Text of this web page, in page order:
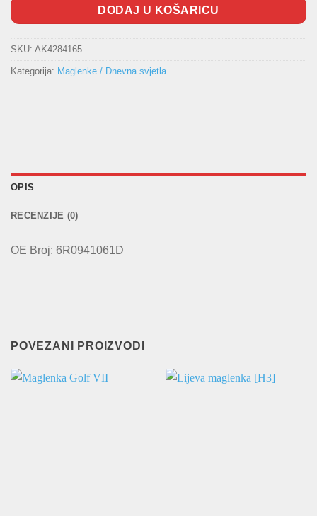
DODAJ U KOŠARICU
SKU: AK4284165
Kategorija: Maglenke / Dnevna svjetla
OPIS
RECENZIJE (0)
OE Broj: 6R0941061D
POVEZANI PROIZVODI